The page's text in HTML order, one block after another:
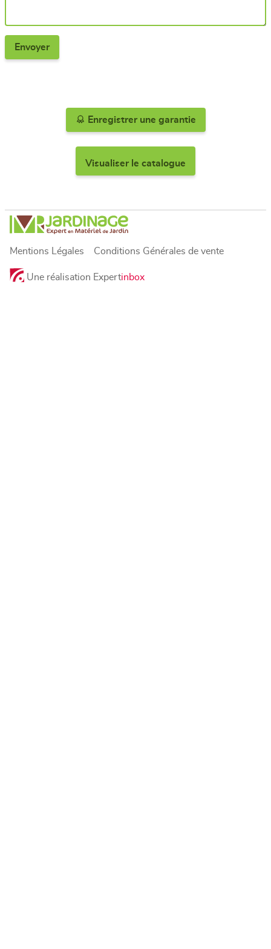
Enregistrer une garantie
Visualiser le catalogue
Mentions Légales Conditions Générales de vente
Une réalisation Expertinbox